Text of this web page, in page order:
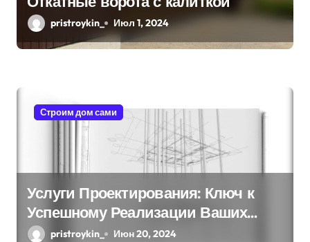
п
и
я
pristroykin_ Июл 1, 2024
Строим дом сами
Услуги Проектирования: Ключ к
Успешному Реализации Ваших
Идейpristroykin_ Июн 20, 2024